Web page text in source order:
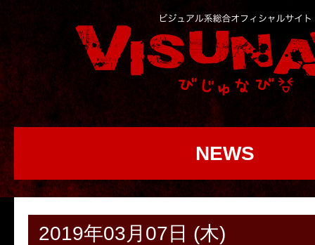
NEWS
2019年03月07日 (木)